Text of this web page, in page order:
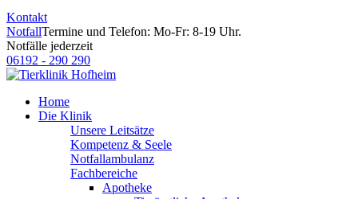
Kontakt
NotfallTermine und Telefon: Mo-Fr: 8-19 Uhr.
Notfälle jederzeit
06192 - 290 290
Home
Die Klinik
Unsere Leitsätze
Kompetenz & Seele
Notfallambulanz
Fachbereiche
Apotheke